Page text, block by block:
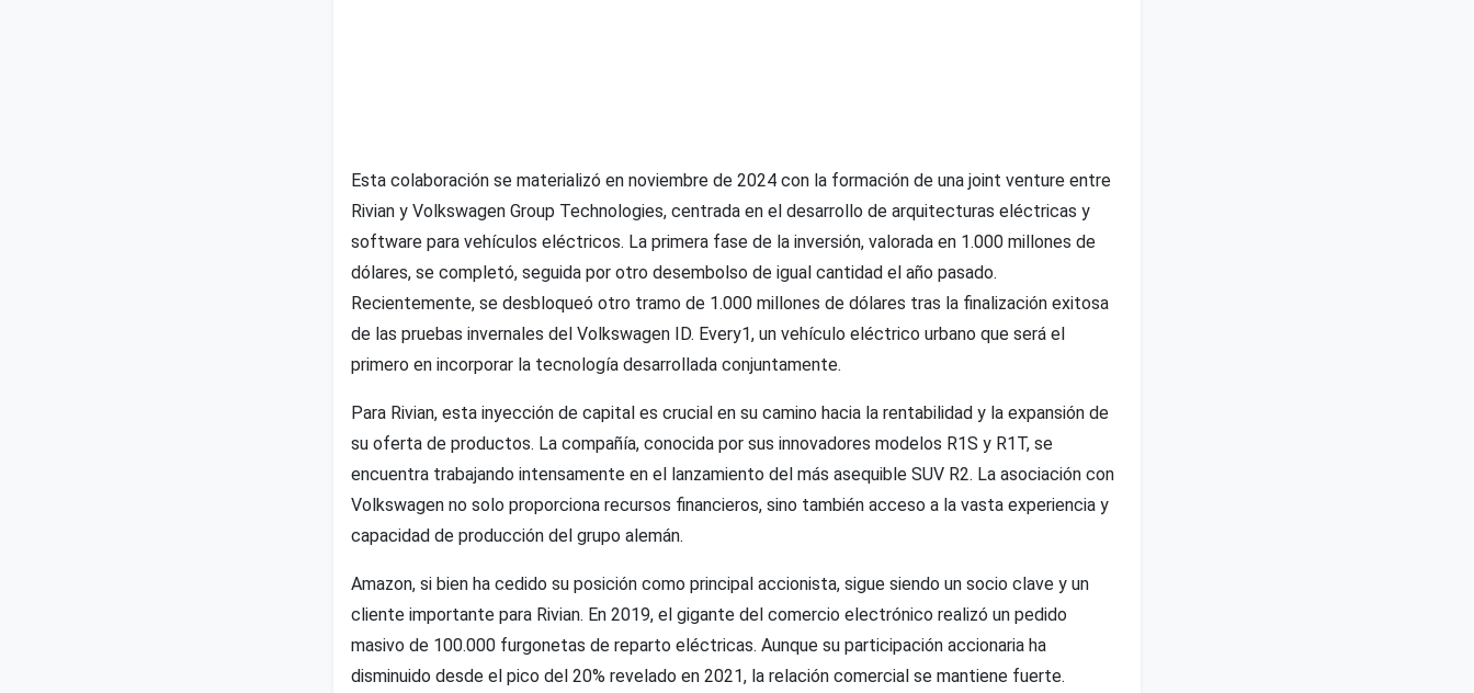
Esta colaboración se materializó en noviembre de 2024 con la formación de una joint venture entre
Rivian y Volkswagen Group Technologies, centrada en el desarrollo de arquitecturas eléctricas y
software para vehículos eléctricos. La primera fase de la inversión, valorada en 1.000 millones de
dólares, se completó, seguida por otro desembolso de igual cantidad el año pasado.
Recientemente, se desbloqueó otro tramo de 1.000 millones de dólares tras la finalización exitosa
de las pruebas invernales del Volkswagen ID. Every1, un vehículo eléctrico urbano que será el
primero en incorporar la tecnología desarrollada conjuntamente.
Para Rivian, esta inyección de capital es crucial en su camino hacia la rentabilidad y la expansión de
su oferta de productos. La compañía, conocida por sus innovadores modelos R1S y R1T, se
encuentra trabajando intensamente en el lanzamiento del más asequible SUV R2. La asociación con
Volkswagen no solo proporciona recursos financieros, sino también acceso a la vasta experiencia y
capacidad de producción del grupo alemán.
Amazon, si bien ha cedido su posición como principal accionista, sigue siendo un socio clave y un
cliente importante para Rivian. En 2019, el gigante del comercio electrónico realizó un pedido
masivo de 100.000 furgonetas de reparto eléctricas. Aunque su participación accionaria ha
disminuido desde el pico del 20% revelado en 2021, la relación comercial se mantiene fuerte.